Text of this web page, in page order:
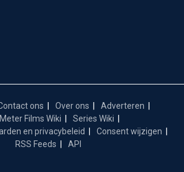
ons Over ons
Adverteren
Films Wiki
Series Wiki
en privacybeleid
Consent wijzigen
RSS Feeds
API